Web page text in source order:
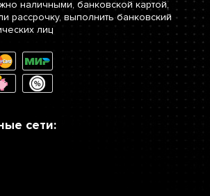
наличными, банковской картой,
рассрочку, выполнить банковский
лиц
сети: